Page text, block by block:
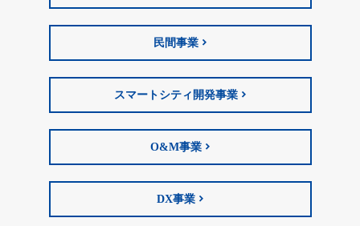
民間事業
スマートシティ開発事業
O&M事業
DX事業